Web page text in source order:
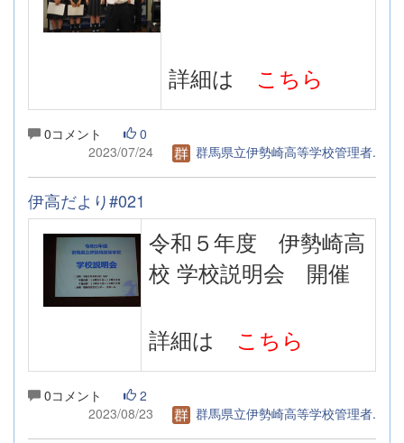
詳細は こちら
0コメント
0
2023/07/24
群馬県立伊勢崎高等学校管理者.
伊高だより#021
令和５年度 伊勢崎高
校 学校説明会 開催
詳細は こちら
0コメント
2
2023/08/23
群馬県立伊勢崎高等学校管理者.